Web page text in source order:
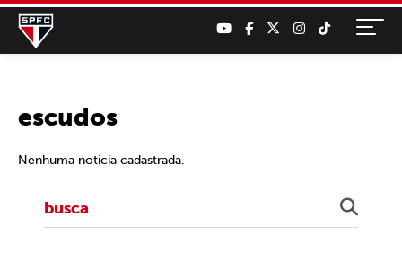
escudos
Nenhuma notícia cadastrada.